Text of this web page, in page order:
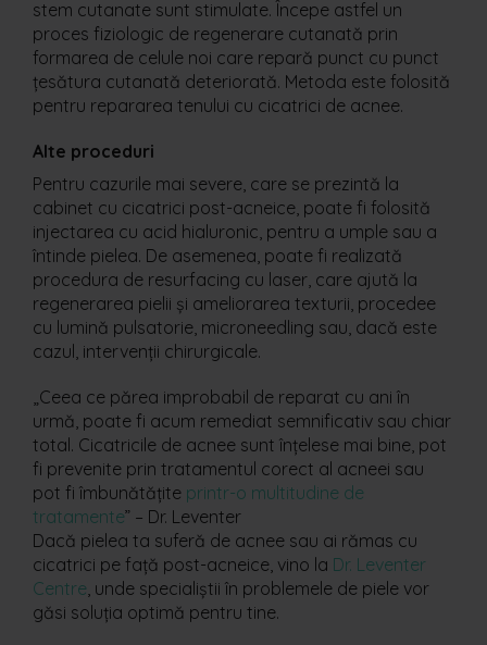
stem cutanate sunt stimulate. Începe astfel un
proces fiziologic de regenerare cutanată prin
formarea de celule noi care repară punct cu punct
țesătura cutanată deteriorată. Metoda este folosită
pentru repararea tenului cu cicatrici de acnee.
Alte proceduri
Pentru cazurile mai severe, care se prezintă la
cabinet cu cicatrici post-acneice, poate fi folosită
injectarea cu acid hialuronic, pentru a umple sau a
întinde pielea. De asemenea, poate fi realizată
procedura de resurfacing cu laser, care ajută la
regenerarea pielii și ameliorarea texturii, procedee
cu lumină pulsatorie, microneedling sau, dacă este
cazul, intervenții chirurgicale.
„Ceea ce părea improbabil de reparat cu ani în
urmă, poate fi acum remediat semnificativ sau chiar
total. Cicatricile de acnee sunt înțelese mai bine, pot
fi prevenite prin tratamentul corect al acneei sau
pot fi îmbunătățite printr-o multitudine de
tratamente” – Dr. Leventer
Dacă pielea ta suferă de acnee sau ai rămas cu
cicatrici pe față post-acneice, vino la Dr. Leventer
Centre, unde specialiștii în problemele de piele vor
găsi soluția optimă pentru tine.